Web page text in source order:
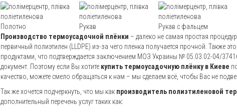
Полотно Рукав Рукав с фальцем
Производство термоусадочной плёнки – далеко не самая простая
первичный полиэтилен (LLDPE) из-за чего пленка получается прочной. Также
продуктами, что подтверждается заключением МОЗ Украины № 05.03.02-04/
документ. Поэтому если Вы хотите купить термоусадочную плёнку в Киеве
качество, можете смело обращаться к нам – мы сделаем всё, чтобы Вас не
Так же хочется подчеркнуть, что мы как производитель полиэтиленовой
дополнительный перечень услуг таких как: